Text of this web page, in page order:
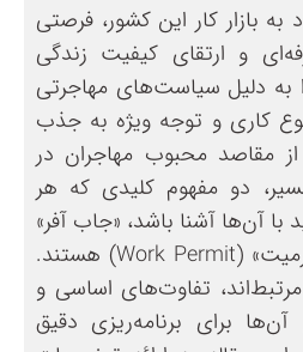
به بازار کار این کشور، فرصتی
و ارتقای کیفیت زندگی
دلیل سیاست‌های مهاجرتی
کاری و توجه ویژه به جذب
مقاصد محبوب مهاجران در
دو مفهوم کلیدی که هر
با آن‌ها آشنا باشد، «جاب آفر»
(Job Offer) و «ورک پرمیت» (Work Permit) هستند.
تفاوت‌های اساسی و
برای برنامه‌ریزی دقیق